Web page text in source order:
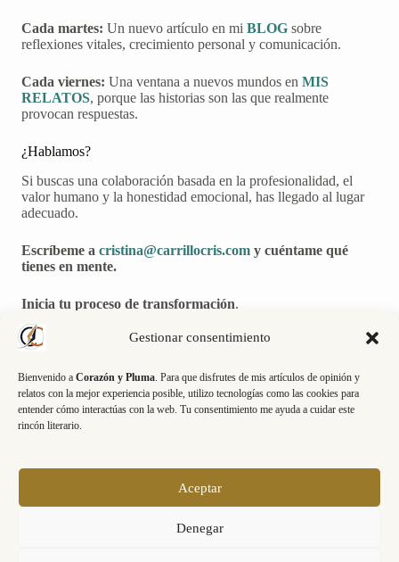
Gestionar consentimiento
Bienvenido a Corazón y Pluma. Para que disfrutes de mis artículos de opinión y
relatos con la mejor experiencia posible, utilizo tecnologías como las cookies para
entender cómo interactúas con la web. Tu consentimiento me ayuda a cuidar este
rincón literario.
Aceptar
Denegar
Cada martes: Un nuevo artículo en mi BLOG sobre
reflexiones vitales, crecimiento personal y comunicación.
Cada viernes: Una ventana a nuevos mundos en MIS
RELATOS, porque las historias son las que realmente
provocan respuestas.
¿Hablamos?
Si buscas una colaboración basada en la profesionalidad, el
valor humano y la honestidad emocional, has llegado al lugar
adecuado.
Escríbeme a cristina@carrillocris.com y cuéntame qué
tienes en mente.
Inicia tu proceso de transformación.
Lecturas con propósito:
Cada martes mi artículo de opinión y cada viernes un nuevo
¿Dónde te envío mis textos?